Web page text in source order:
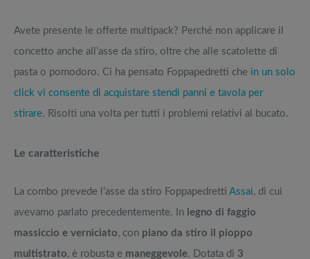
Avete presente le offerte multipack? Perché non applicare il
concetto anche all’asse da stiro, oltre che alle scatolette di
pasta o pomodoro. Ci ha pensato Foppapedretti che in un solo
click vi consente di acquistare stendi panni e tavola per
stirare. Risolti una volta per tutti i problemi relativi al bucato.
Le caratteristiche
La combo prevede l’asse da stiro Foppapedretti Assai, di cui
avevamo parlato precedentemente. In legno di faggio
massiccio e verniciato, con piano da stiro il pioppo
multistrato, è robusta e maneggevole. Dotata di 3